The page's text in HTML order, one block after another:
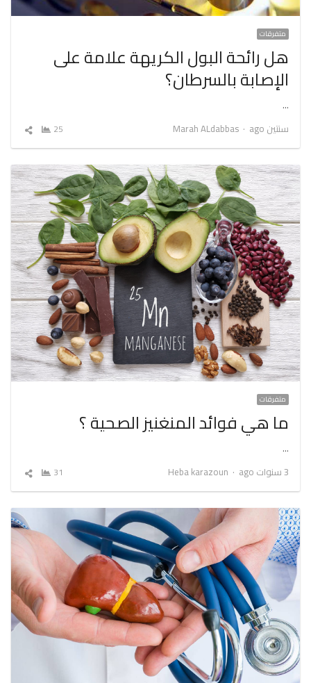
متفرقات
هل رائحة البول الكريهة علامة على
الإصابة بالسرطان؟
…
سنتين ago
Author
Marah ALdabbas
25
شارك
متفرقات
ما هي فوائد المنغنيز الصحية ؟
…
3 سنوات ago
Author
Heba karazoun
31
شارك